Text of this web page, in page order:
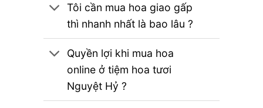
Tôi cần mua hoa giao gấp
thì nhanh nhất là bao lâu ?
Quyền lợi khi mua hoa
online ở tiệm hoa tươi
Nguyệt Hỷ ?